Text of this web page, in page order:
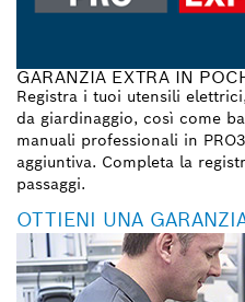
GARANZIA EXTRA IN
Registra i tuoi utensili
da giardinaggio, così come
manuali professionali in
aggiuntiva. Completa la
passaggi.
OTTIENI UNA